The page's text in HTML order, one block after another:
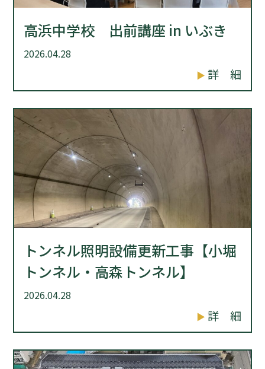
高浜中学校 出前講座 in いぶき
2026.04.28
詳 細
トンネル照明設備更新工事【小堀
トンネル・高森トンネル】
2026.04.28
詳 細